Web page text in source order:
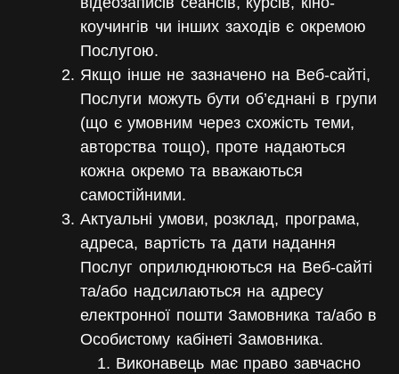
коучингів чи інших заходів є окремою
Послугою.
Якщо інше не зазначено на Веб-сайті,
Послуги можуть бути об’єднані в групи
(що є умовним через схожість теми,
авторства тощо), проте надаються
кожна окремо та вважаються
самостійними.
Актуальні умови, розклад, програма,
адреса, вартість та дати надання
Послуг оприлюднюються на Веб-сайті
та/або надсилаються на адресу
електронної пошти Замовника та/або в
Особистому кабінеті Замовника.
Виконавець має право завчасно